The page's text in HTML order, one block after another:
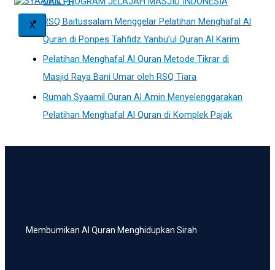
X
RSQ Baitussalam Menggelar Pelatihan Menghafal Al
Quran di Ponpes Tahfidz Yanbu’ul Quran Al Karim
Pelatihan Menghafal Al Quran Metode Tikrar di
Masjid Raya Bani Umar oleh RSQ Tiara
Rumah Syaamil Quran Al Amin Menyelenggarakan
Pelatihan Menghafal Al Quran di Komplek Pajak
Membumikan Al Quran Menghidupkan Sirah